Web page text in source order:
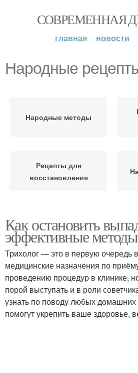
СОВРЕМЕННАЯ
главная новости
Народные
Народные методы
Рецепты для
восстановления
Домашние рецепты
Как остановить
эффективные методы
Трихолог — это в первую очередь
медицинские назначения по
проведению процедур в клинике,
порой выступать и в роли
узнать по поводу любых
помогут укрепить ваше здоровье,